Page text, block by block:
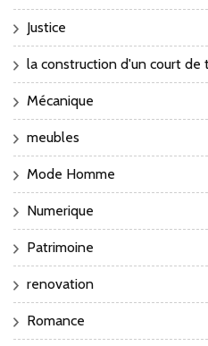
Justice
la construction d'un court de
Mécanique
meubles
Mode Homme
Numerique
Patrimoine
renovation
Romance